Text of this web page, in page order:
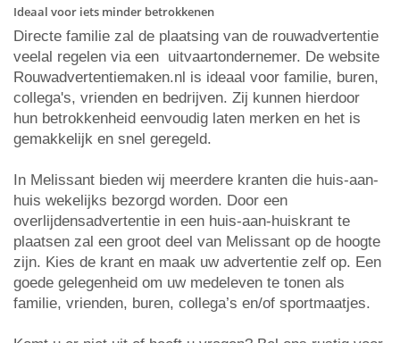
Ideaal voor iets minder betrokkenen
Directe familie zal de plaatsing van de rouwadvertentie
veelal regelen via een uitvaartondernemer. De website
Rouwadvertentiemaken.nl is ideaal voor familie, buren,
collega's, vrienden en bedrijven. Zij kunnen hierdoor
hun betrokkenheid eenvoudig laten merken en het is
gemakkelijk en snel geregeld.
In Melissant bieden wij meerdere kranten die huis-aan-
huis wekelijks bezorgd worden. Door een
overlijdensadvertentie in een huis-aan-huiskrant te
plaatsen zal een groot deel van Melissant op de hoogte
zijn. Kies de krant en maak uw advertentie zelf op. Een
goede gelegenheid om uw medeleven te tonen als
familie, vrienden, buren, collega’s en/of sportmaatjes.